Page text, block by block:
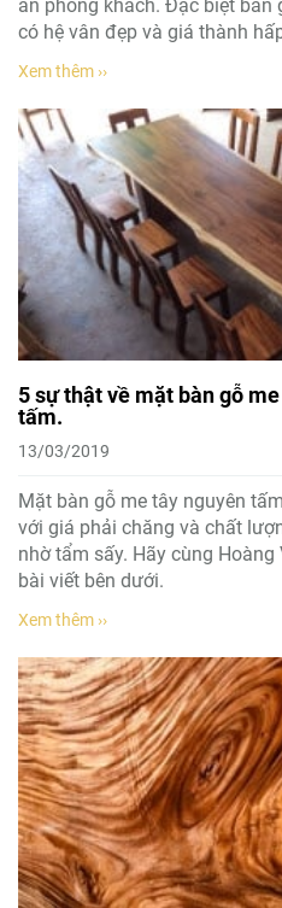
ăn phòng khách. Đặc biệt bàn
có hệ vân đẹp và giá thành
Xem thêm ››
5 sự thật về mặt bàn gỗ
tấm.
13/03/2019
Mặt bàn gỗ me tây nguyên
với giá phải chăng và chất
nhờ tẩm sấy. Hãy cùng
bài viết bên dưới.
Xem thêm ››